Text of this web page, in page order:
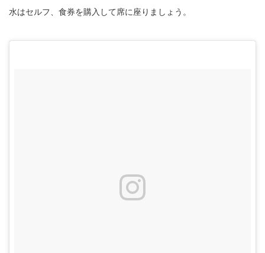
水はセルフ、食券を購入して席に座りましょう。